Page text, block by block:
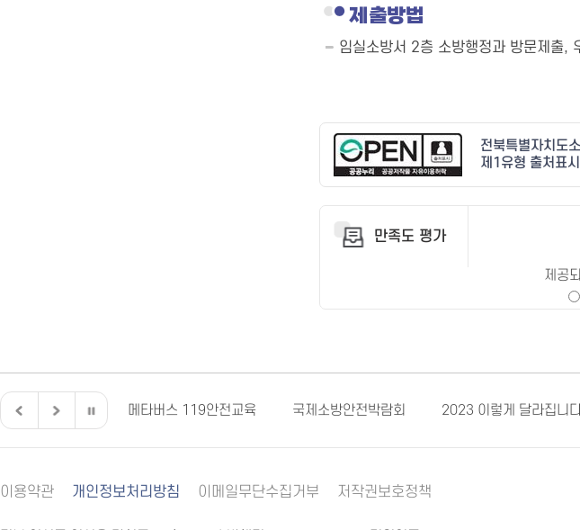
제출방법
임실소방서 2층 소방행정과 방문제출,
전북특별자치도
제1유형 출처표시
만족도 평가
제공
전북특별자치도 메타버스 119안전교육 국제소방안전박람회 2023 이렇게 달라집니
이용약관 개인정보처리방침 이메일무단수집거부 저작권보호정책